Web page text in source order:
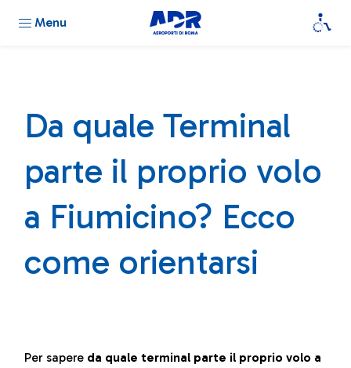
Menu
Da quale Terminal
parte il proprio volo
a Fiumicino? Ecco
come orientarsi
Per sapere da quale terminal parte il proprio volo a